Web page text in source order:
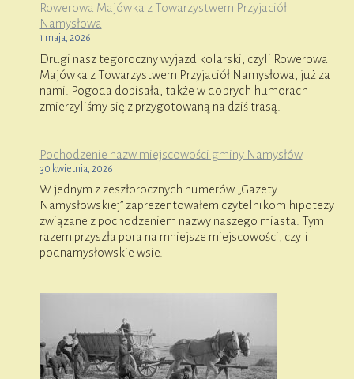
Rowerowa Majówka z Towarzystwem Przyjaciół
Namysłowa
1 maja, 2026
Drugi nasz tegoroczny wyjazd kolarski, czyli Rowerowa
Majówka z Towarzystwem Przyjaciół Namysłowa, już za
nami. Pogoda dopisała, także w dobrych humorach
zmierzyliśmy się z przygotowaną na dziś trasą.
Pochodzenie nazw miejscowości gminy Namysłów
30 kwietnia, 2026
W jednym z zeszłorocznych numerów „Gazety
Namysłowskiej” zaprezentowałem czytelnikom hipotezy
związane z pochodzeniem nazwy naszego miasta. Tym
razem przyszła pora na mniejsze miejscowości, czyli
podnamysłowskie wsie.